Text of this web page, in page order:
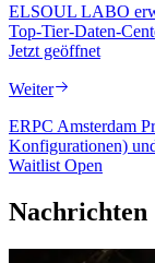
ELSOUL LABO
Top-Tier-Daten-
Jetzt geöffnet
Weiter
ERPC Amsterdam
Konfigurationen)
Waitlist Open
Nachrichten